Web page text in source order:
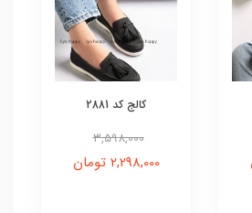
کالج کد 2881
3,598,000
2,298,000 تومان